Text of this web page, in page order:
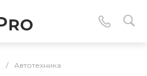
/ Автотехника